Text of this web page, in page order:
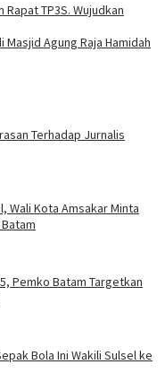
TP3S. Wujudkan
Agung Raja Hamidah
Terhadap Jurnalis
Wali Kota Amsakar Minta
Pemko Batam Targetkan
Bola Ini Wakili Sulsel ke